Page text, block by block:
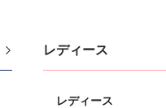
レディース
レディース